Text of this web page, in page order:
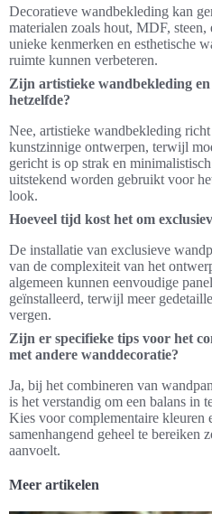
Decoratieve wandbekleding kan
materialen zoals hout, MDF,
unieke kenmerken en esthetische
ruimte kunnen verbeteren.
Zijn artistieke wandbekleding
hetzelfde?
Nee, artistieke wandbekleding
kunstzinnige ontwerpen, terwijl
gericht is op strak en
uitstekend worden gebruikt voor
look.
Hoeveel tijd kost het om
De installatie van exclusieve
van de complexiteit van het
algemeen kunnen eenvoudige
geïnstalleerd, terwijl meer
vergen.
Zijn er specifieke tips voor het
met andere wanddecoratie?
Ja, bij het combineren van
is het verstandig om een balans in
Kies voor complementaire kleuren
samenhangend geheel te bereiken
aanvoelt.
Meer artikelen